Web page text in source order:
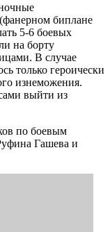
биплане
5-6 боевых
на борту
В случае
только героически
изнеможения.
выйти из
по боевым
Гашева и